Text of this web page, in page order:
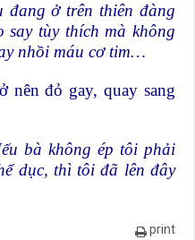
ở trên thiên đàng
tùy thích mà không
nhồi máu cơ tim…
nên đỏ gay, quay sang
bà không ép tôi phải
dục, thì tôi đã lên đây
print